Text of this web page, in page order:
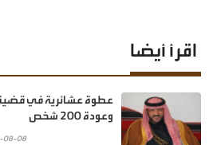
اقرأ أيضا
عطوة عشائرية في قضية
وعودة 200 شخص
08-08